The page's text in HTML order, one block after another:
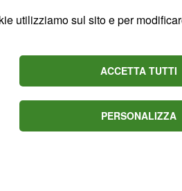
Nati) ad accettare di
il suo legame con la
al tempo stesso
della sua vita: si
utilizziamo sul sito e per
ACCETTA TUTTI
PERSONALIZZA